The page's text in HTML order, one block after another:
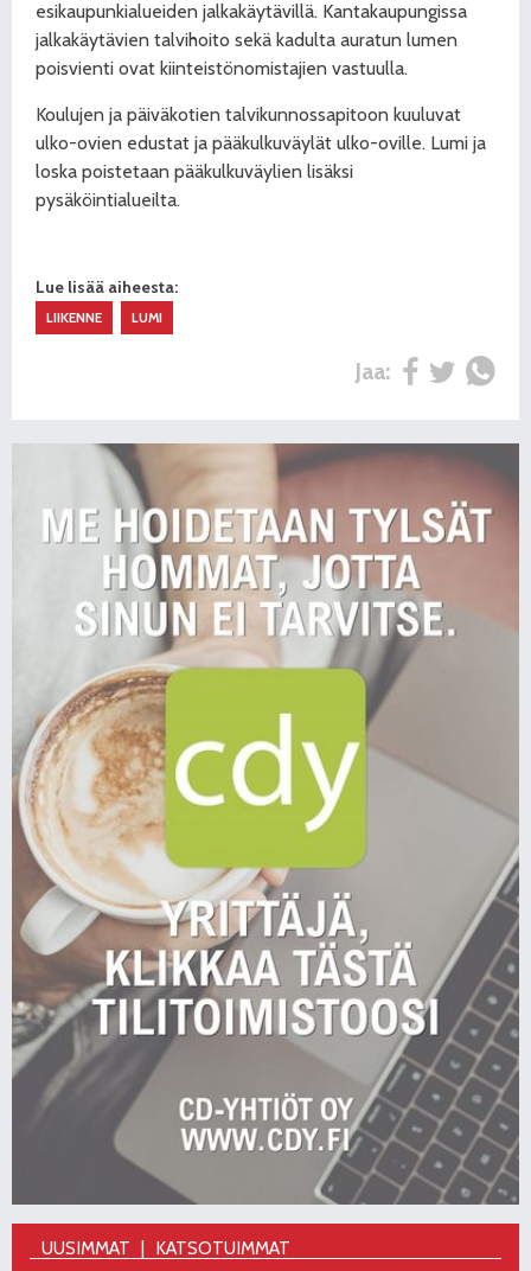
esikaupunkialueiden jalkakäytävillä. Kantakaupungissa
jalkakäytävien talvihoito sekä kadulta auratun lumen
poisvienti ovat kiinteistönomistajien vastuulla.
Koulujen ja päiväkotien talvikunnossapitoon kuuluvat
ulko-ovien edustat ja pääkulkuväylät ulko-oville. Lumi ja
loska poistetaan pääkulkuväylien lisäksi
pysäköintialueilta.
Lue lisää aiheesta:
LIIKENNE LUMI
Jaa:
UUSIMMAT
KATSOTUIMMAT